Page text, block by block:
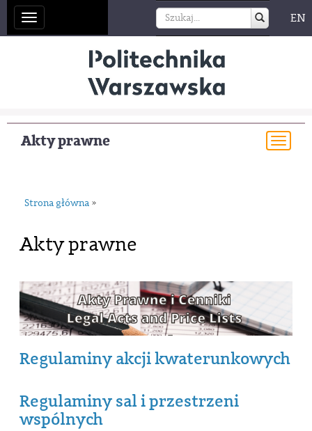
Toggle
navigation
EN
Akty prawne
Strona główna »
Akty prawne
Regulaminy akcji kwaterunkowych
Regulaminy sal i przestrzeni
wspólnych